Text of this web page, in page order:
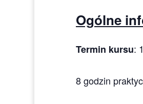
Ogólne
Termin kursu:
8 godzin